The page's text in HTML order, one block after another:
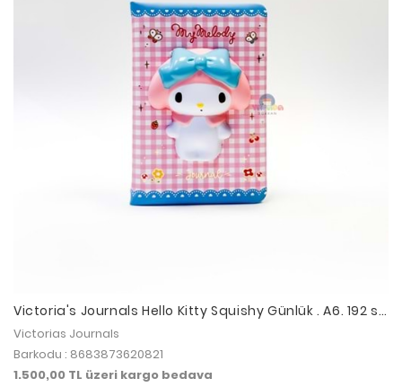
Victoria's Journals Hello Kitty Squishy Günlük . A6. 192 sf.
100 gr. Renkli sflar. 12 li Displey
Victorias Journals
Barkodu : 8683873620821
1.500,00 TL üzeri kargo bedava